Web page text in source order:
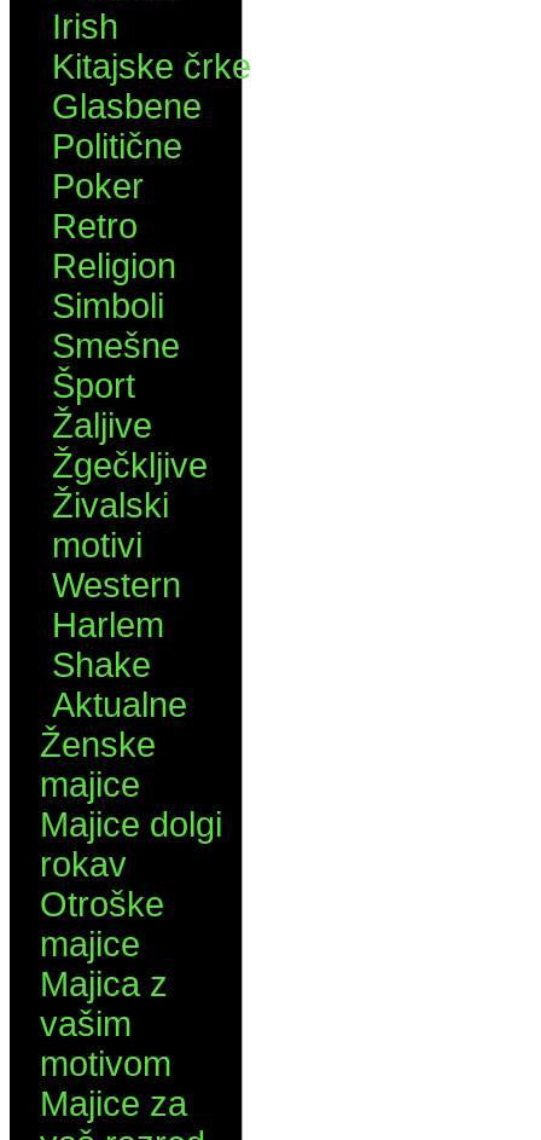
Irish
Kitajske črke
Glasbene
Politične
Poker
Retro
Religion
Simboli
Smešne
Šport
Žaljive
Žgečkljive
Živalski
motivi
Western
Harlem
Shake
Aktualne
Ženske
majice
Majice dolgi
rokav
Otroške
majice
Majica z
vašim
motivom
Majice za